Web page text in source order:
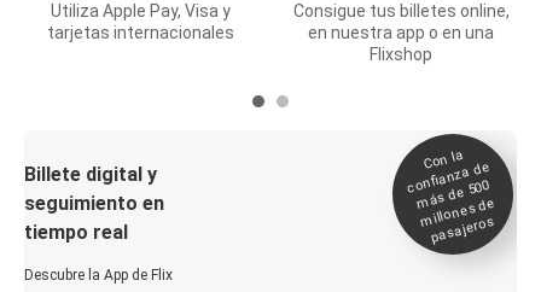
Utiliza Apple Pay, Visa y
tarjetas internacionales
Consigue tus billetes online,
en nuestra app o en una
Flixshop
Billete digital y
seguimiento en
tiempo real
Descubre la App de Flix
Con la
confianza de
más de 500
millones de
pasajeros